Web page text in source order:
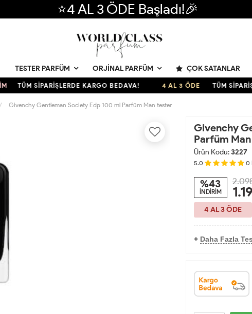
⭐4 AL 3 ÖDE Başladı!🎉
TESTER PARFÜM ORJINAL PARFÜM ÇOK SATANLAR
TÜM SİPARİŞLERDE KARGO BEDAVA! 4 AL 3 ÖDE TÜM
Givenchy Gentleman Society Edp 100 ml Parfüm Man tester
Givenchy
Parfüm
Ürün Kodu:3227
5.0 0
%43
İNDİRİM
4 AL 3 ÖDE
+ Daha Fazla